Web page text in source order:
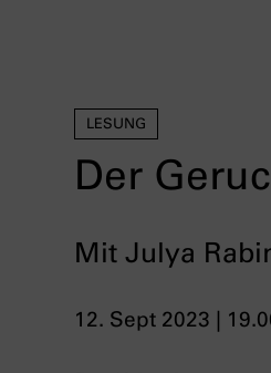
LESUNG
Der
Mit Julya
12. Sept 2023 |